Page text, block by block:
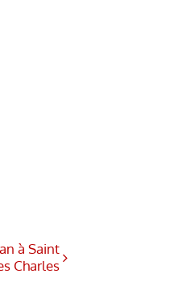
à Saint
Charles